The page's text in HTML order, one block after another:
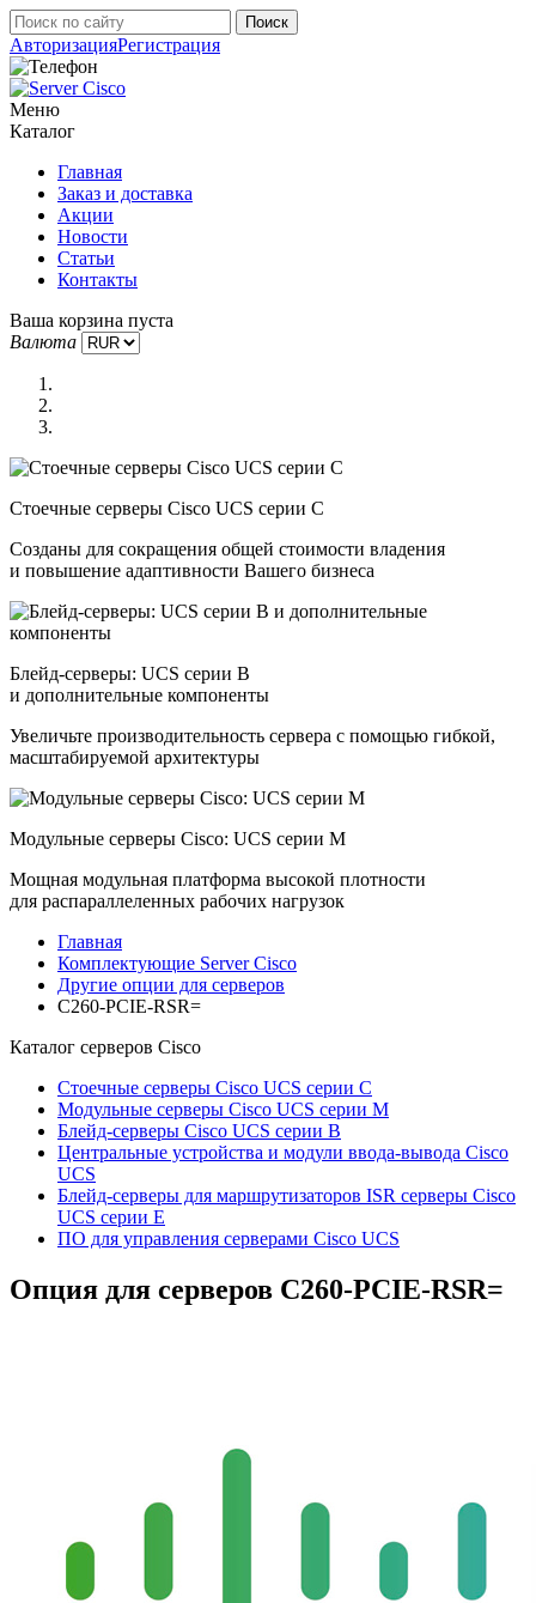
АвторизацияРегистрация
Меню
Каталог
Главная
Заказ и доставка
Акции
Новости
Статьи
Контакты
Ваша корзина пуста
Валюта
Стоечные серверы Cisco UCS серии C
Созданы для сокращения общей стоимости владения
и повышение адаптивности Вашего бизнеса
Блейд-серверы: UCS серии B
и дополнительные компоненты
Увеличьте производительность сервера с помощью гибкой,
масштабируемой архитектуры
Модульные серверы Cisco: UCS серии M
Мощная модульная платформа высокой плотности
для распараллеленных рабочих нагрузок
Главная
Комплектующие Server Cisco
Другие опции для серверов
C260-PCIE-RSR=
Каталог серверов Cisco
Стоечные серверы Cisco UCS серии C
Модульные серверы Cisco UCS серии M
Блейд-серверы Cisco UCS серии B
Центральные устройства и модули ввода-вывода Cisco
UCS
Блейд-серверы для маршрутизаторов ISR серверы Cisco
UCS серии E
ПО для управления серверами Cisco UCS
Опция для серверов C260-PCIE-RSR=